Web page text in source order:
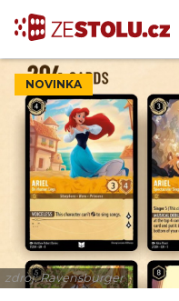
NOVINKA
zdroj: Ravensburger